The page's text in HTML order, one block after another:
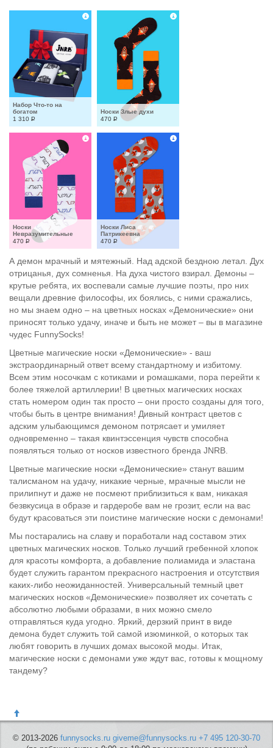
Набор Что-то на
богатом
1 310 Р
Носки Злые духи
470 Р
Носки
Невразумительные
470 Р
Носки Лиса
Патрикеевна
470 Р
А демон мрачный и мятежный. Над адской бездною летал. Дух
отрицанья, дух сомненья. На духа чистого взирал. Демоны –
крутые ребята, их воспевали самые лучшие поэты, про них
вещали древние философы, их боялись, с ними сражались,
но мы знаем одно – на цветных носках «Демонические» они
приносят только удачу, иначе и быть не может – вы в магазине
чудес FunnySocks!
Цветные магические носки «Демонические» - ваш
экстраординарный ответ всему стандартному и избитому.
Всем этим носочкам с котиками и ромашками, пора перейти к
более тяжелой артиллерии! В цветных магических носках
стать номером один так просто – они просто созданы для того,
чтобы быть в центре внимания! Дивный контраст цветов с
адским улыбающимся демоном потрясает и умиляет
одновременно – такая квинтэссенция чувств способна
появляться только от носков известного бренда JNRB.
Цветные магические носки «Демонические» станут вашим
талисманом на удачу, никакие черные, мрачные мысли не
прилипнут и даже не посмеют приблизиться к вам, никакая
безвкусица в образе и гардеробе вам не грозит, если на вас
будут красоваться эти поистине магические носки с демонами!
Мы постарались на славу и поработали над составом этих
цветных магических носков. Только лучший гребенной хлопок
для красоты комфорта, а добавление полиамида и эластана
будет служить гарантом прекрасного настроения и отсутствия
каких-либо неожиданностей. Универсальный темный цвет
магических носков «Демонические» позволяет их сочетать с
абсолютно любыми образами, в них можно смело
отправляться куда угодно. Яркий, дерзкий принт в виде
демона будет служить той самой изюминкой, о которых так
любят говорить в лучших домах высокой моды. Итак,
магические носки с демонами уже ждут вас, готовы к мощному
тандему?
© 2013-2026 funnysocks.ru giveme@funnysocks.ru +7 495 120-30-70